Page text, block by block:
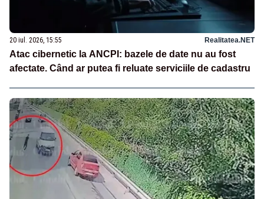
20 iul. 2026, 15:55 Realitatea.NET
Atac cibernetic la ANCPI: bazele de date nu au fost
afectate. Când ar putea fi reluate serviciile de cadastru